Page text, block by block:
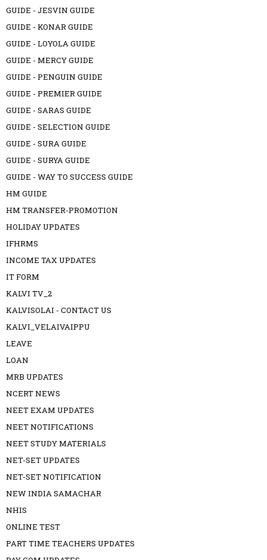
GUIDE - JESVIN GUIDE
GUIDE - KONAR GUIDE
GUIDE - LOYOLA GUIDE
GUIDE - MERCY GUIDE
GUIDE - PENGUIN GUIDE
GUIDE - PREMIER GUIDE
GUIDE - SARAS GUIDE
GUIDE - SELECTION GUIDE
GUIDE - SURA GUIDE
GUIDE - SURYA GUIDE
GUIDE - WAY TO SUCCESS GUIDE
HM GUIDE
HM TRANSFER-PROMOTION
HOLIDAY UPDATES
IFHRMS
INCOME TAX UPDATES
IT FORM
KALVI TV_2
KALVISOLAI - CONTACT US
KALVI_VELAIVAIPPU
LEAVE
LOAN
MRB UPDATES
NCERT NEWS
NEET EXAM UPDATES
NEET NOTIFICATIONS
NEET STUDY MATERIALS
NET-SET UPDATES
NET-SET NOTIFICATION
NEW INDIA SAMACHAR
NHIS
ONLINE TEST
PART TIME TEACHERS UPDATES